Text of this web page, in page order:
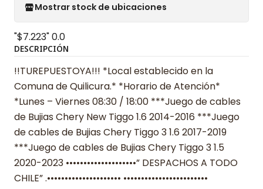
Mostrar stock de ubicaciones
"$7.223"0.0
DESCRIPCIÓN
!!TUREPUESTOYA!!! *Local establecido en la
Comuna de Quilicura.* *Horario de Atención*
*Lunes – Viernes 08:30 / 18:00 ***Juego de cables
de Bujias Chery New Tiggo 1.6 2014-2016 ***Juego
de cables de Bujias Chery Tiggo 3 1.6 2017-2019
***Juego de cables de Bujias Chery Tiggo 3 1.5
2020-2023 ••••••••••••••••••••” DESPACHOS A TODO
CHILE” .••••••••••••••••••••• ••••••••••••••••••••••••